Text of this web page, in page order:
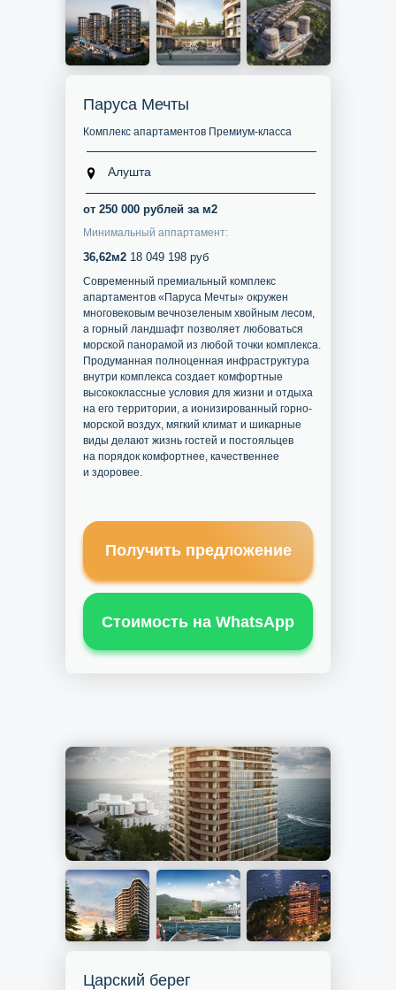
Паруса Мечты
от 250 000 рублей за м2
Комплекс апартаментов Премиум-класса
Минимальный аппартамент:
Современный премиальный комплекс
апартаментов «Паруса Мечты» окружен
многовековым вечнозеленым хвойным лесом,
а горный ландшафт позволяет любоваться
морской панорамой из любой точки комплекса.
Продуманная полноценная инфраструктура
внутри комплекса создает комфортные
высококлассные условия для жизни и отдыха
на его территории, а ионизированный горно-
морской воздух, мягкий климат и шикарные
виды делают жизнь гостей и постояльцев
на порядок комфортнее, качественнее
и здоровее.
36,62м2 18 049 198 руб
Алушта
Получить предложение
Стоимость на WhatsApp
Царский берег